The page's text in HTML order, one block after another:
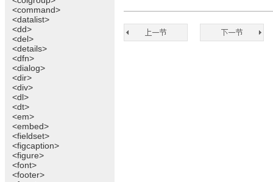
<command>
<datalist>
<dd>
<del>
<details>
<dfn>
<dialog>
<dir>
<div>
<dl>
<dt>
<em>
<embed>
<fieldset>
<figcaption>
<figure>
<font>
<footer>